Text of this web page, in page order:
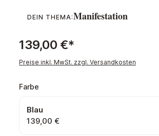
DEIN THEMA:Manifestation
139,00 €*
Preise inkl. MwSt. zzgl. Versandkosten
Farbe
Blau
139,00 €